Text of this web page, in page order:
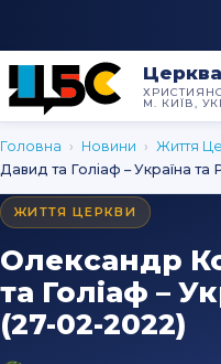
М. КИЇВ,
Головна › Новини › Життя
Давид та Голіаф – Україна та
ЖИТТЯ ЦЕРКВИ
Олександр
та Голіаф –
(27-02-2022)